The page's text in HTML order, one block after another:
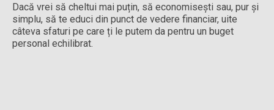
Dacă vrei să cheltui mai puțin, să economisești sau, pur și
simplu, să te educi din punct de vedere financiar, uite
câteva sfaturi pe care ți le putem da pentru un buget
personal echilibrat.